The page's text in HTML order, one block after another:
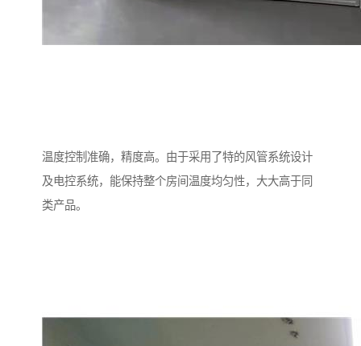
温度控制准确，精度高。由于采用了特的风管系统设计
及电控系统，能保持整个房间温度均匀性，大大高于同
类产品。